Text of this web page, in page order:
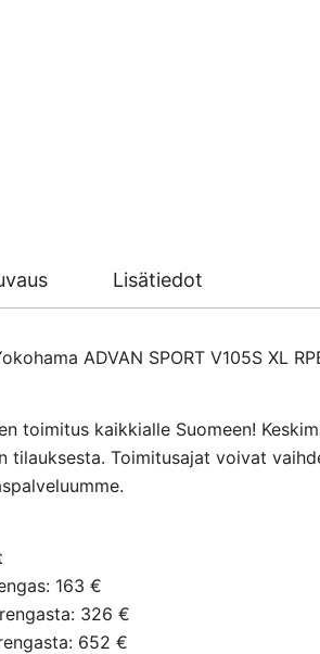
Lisätiedot
ADVAN SPORT V105S XL
toimitus kaikkialle Suomeen!
tilauksesta. Toimitusajat voivat
163 €
326 €
652 €